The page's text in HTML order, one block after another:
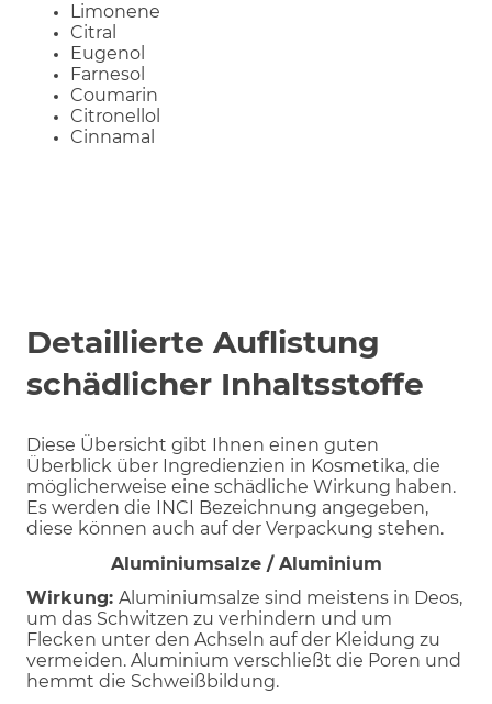
Limonene
Citral
Eugenol
Farnesol
Coumarin
Citronellol
Cinnamal
Detaillierte Auflistung
schädlicher Inhaltsstoffe
Diese Übersicht gibt Ihnen einen guten
Überblick über Ingredienzien in Kosmetika, die
möglicherweise eine schädliche Wirkung haben.
Es werden die INCI Bezeichnung angegeben,
diese können auch auf der Verpackung stehen.
Aluminiumsalze / Aluminium
Wirkung: Aluminiumsalze sind meistens in Deos,
um das Schwitzen zu verhindern und um
Flecken unter den Achseln auf der Kleidung zu
vermeiden. Aluminium verschließt die Poren und
hemmt die Schweißbildung.